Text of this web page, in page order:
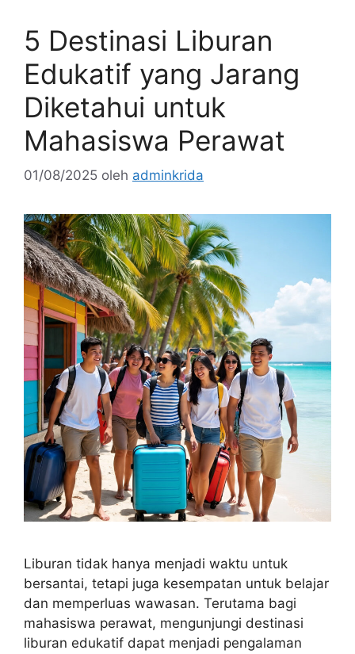
5 Destinasi Liburan
Edukatif yang Jarang
Diketahui untuk
Mahasiswa Perawat
01/08/2025 oleh adminkrida
Liburan tidak hanya menjadi waktu untuk
bersantai, tetapi juga kesempatan untuk belajar
dan memperluas wawasan. Terutama bagi
mahasiswa perawat, mengunjungi destinasi
liburan edukatif dapat menjadi pengalaman